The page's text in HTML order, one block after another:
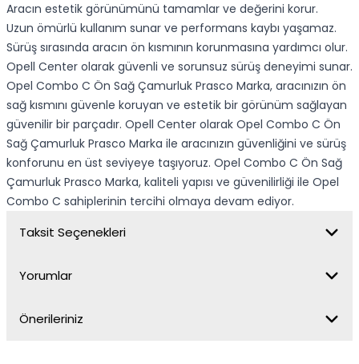
Aracın estetik görünümünü tamamlar ve değerini korur.
Uzun ömürlü kullanım sunar ve performans kaybı yaşamaz.
Sürüş sırasında aracın ön kısmının korunmasına yardımcı olur.
Opell Center olarak güvenli ve sorunsuz sürüş deneyimi sunar.
Opel Combo C Ön Sağ Çamurluk Prasco Marka, aracınızın ön
sağ kısmını güvenle koruyan ve estetik bir görünüm sağlayan
güvenilir bir parçadır. Opell Center olarak Opel Combo C Ön
Sağ Çamurluk Prasco Marka ile aracınızın güvenliğini ve sürüş
konforunu en üst seviyeye taşıyoruz. Opel Combo C Ön Sağ
Çamurluk Prasco Marka, kaliteli yapısı ve güvenilirliği ile Opel
Combo C sahiplerinin tercihi olmaya devam ediyor.
Taksit Seçenekleri
Yorumlar
Önerileriniz